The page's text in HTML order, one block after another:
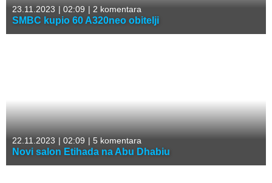
23.11.2023 | 02:09 | 2 komentara
SMBC kupio 60 A320neo obitelji
22.11.2023 | 02:09 | 5 komentara
Novi salon Etihada na Abu Dhabiu